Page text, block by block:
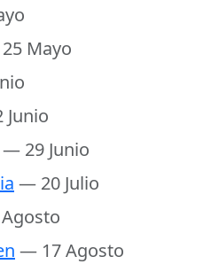
Mayo
— 29 Junio
— 20 Julio
— 17 Agosto